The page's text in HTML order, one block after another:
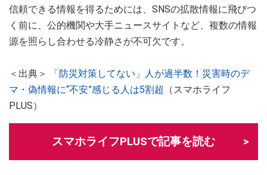
信頼できる情報を得るためには、SNSの拡散情報に飛びつ
く前に、公的機関や大手ニュースサイトなど、複数の情報
源を照らし合わせる冷静さが不可欠です。
＜出典＞
「防災対策してない」人が過半数！災害時のデ
マ・偽情報に“不安”感じる人は5割超
（スマホライフ
PLUS）
スマホライフPLUSで記事を読む